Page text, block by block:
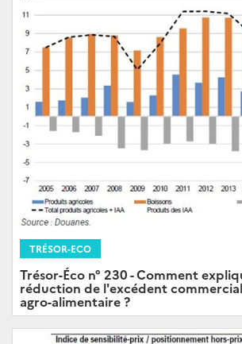
TRÉSOR-ECO
Trésor-Éco n° 230 - Comment
réduction de l'excédent
agro-alimentaire ?